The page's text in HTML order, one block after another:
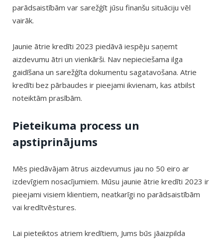
parādsaistībām var sarežģīt jūsu finanšu situāciju vēl
vairāk.
Jaunie ātrie kredīti 2023 piedāvā iespēju saņemt
aizdevumu ātri un vienkārši. Nav nepieciešama ilga
gaidīšana un sarežģīta dokumentu sagatavošana. Atrie
kredīti bez pārbaudes ir pieejami ikvienam, kas atbilst
noteiktām prasībām.
Pieteikuma process un
apstiprinājums
Mēs piedāvājam ātrus aizdevumus jau no 50 eiro ar
izdevīgiem nosacījumiem. Mūsu jaunie ātrie kredīti 2023 ir
pieejami visiem klientiem, neatkarīgi no parādsaistībām
vai kredītvēstures.
Lai pieteiktos atriem kredītiem, Jums būs jāaizpilda